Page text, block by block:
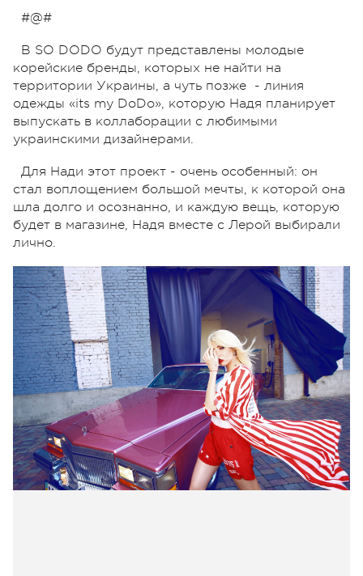
#@#
В SO DODO будут представлены молодые
корейские бренды, которых не найти на
территории Украины, а чуть позже - линия
одежды «its my DoDo», которую Надя планирует
выпускать в коллаборации с любимыми
украинскими дизайнерами.
Для Нади этот проект - очень особенный: он
стал воплощением большой мечты, к которой она
шла долго и осознанно, и каждую вещь, которую
будет в магазине, Надя вместе с Лерой выбирали
лично.